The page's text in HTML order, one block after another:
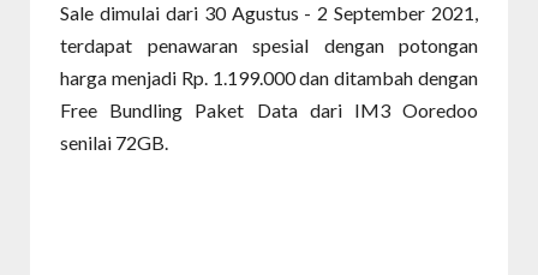
Sale dimulai dari 30 Agustus - 2 September 2021,
terdapat penawaran spesial dengan potongan
harga menjadi Rp. 1.199.000 dan ditambah dengan
Free Bundling Paket Data dari IM3 Ooredoo
senilai 72GB.